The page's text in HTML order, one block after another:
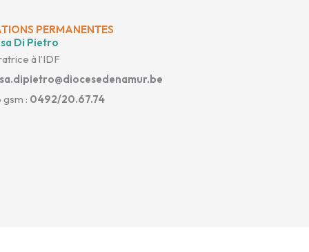
PERMANENTES
Di Pietro
à l’IDF
: 0492/20.67.74